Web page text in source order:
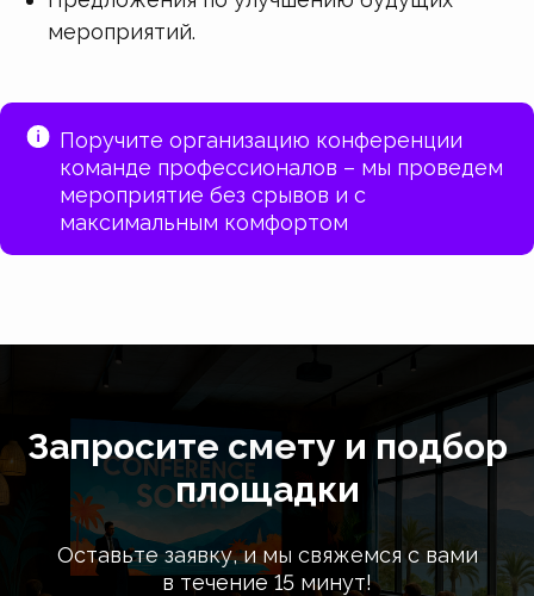
мероприятий.
Поручите организацию конференции
команде профессионалов – мы проведем
мероприятие без срывов и с
максимальным комфортом
Запросите смету и подбор
площадки
Оставьте заявку, и мы свяжемся с вами
в течение 15 минут!